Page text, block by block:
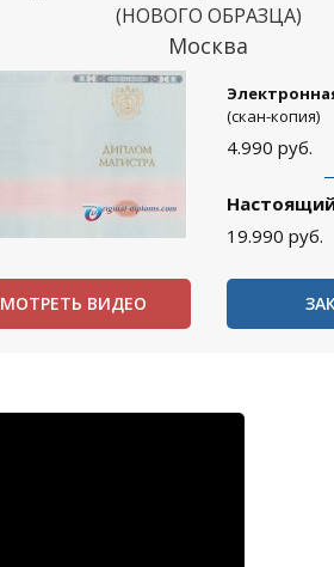
(НОВОГО ОБРАЗЦА)
Москва
(скан-копия)
4.990 руб.
19.990 руб.
ВИДЕО